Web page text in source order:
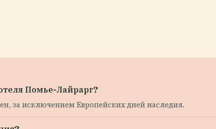
Помье-Лайрарг?
за исключением Европейских дней наследия.